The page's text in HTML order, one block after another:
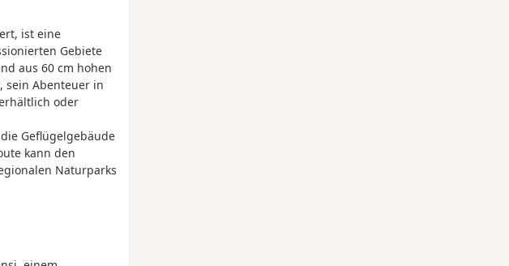
ist eine
Gebiete
aus 60 cm hohen
sein Abenteuer in
oder
Geflügelgebäude
kann den
Naturparks